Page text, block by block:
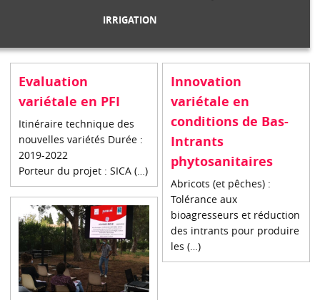
IRRIGATION
Evaluation
variétale en PFI
Itinéraire technique des
nouvelles variétés Durée :
2019-2022
Porteur du projet : SICA (…)
Innovation
variétale en
conditions de Bas-
Intrants
phytosanitaires
Abricots (et pêches) :
Tolérance aux
bioagresseurs et réduction
des intrants pour produire
les (…)